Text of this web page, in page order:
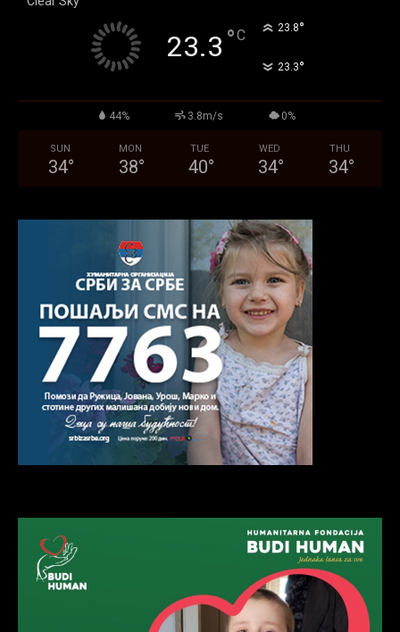
23.3 °C 23.8°
23.3°
44% 3.8m/s 0%
SUN
34°
MON
38°
TUE
40°
WED
34°
THU
34°